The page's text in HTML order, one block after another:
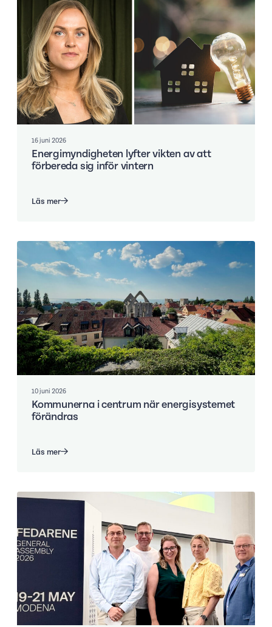
16 juni 2026
Energimyndigheten lyfter vikten av att
förbereda sig inför vintern
Läs mer
10 juni 2026
Kommunerna i centrum när energisystemet
förändras
Läs mer